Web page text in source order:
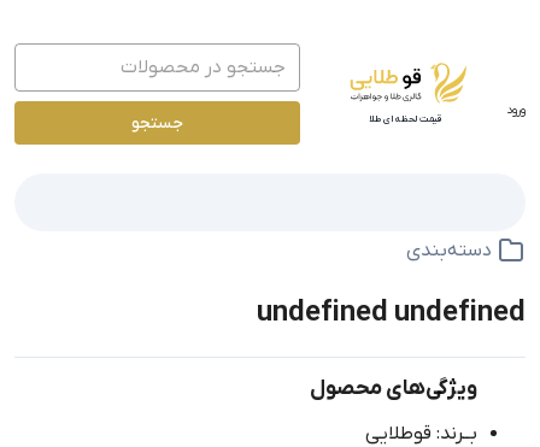
ورود
قیمت لحظه ای طلا جستجو
دسته‌بندی
undefined undefined
ویژگی‌های محصول
بــرند: قوطلایی